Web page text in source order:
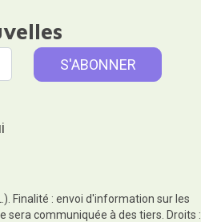
Finalité : envoi d'information sur les
sera communiquée à des tiers. Droits :